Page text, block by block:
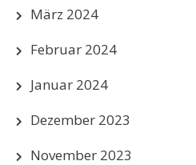
März 2024
Februar 2024
Januar 2024
Dezember 2023
November 2023